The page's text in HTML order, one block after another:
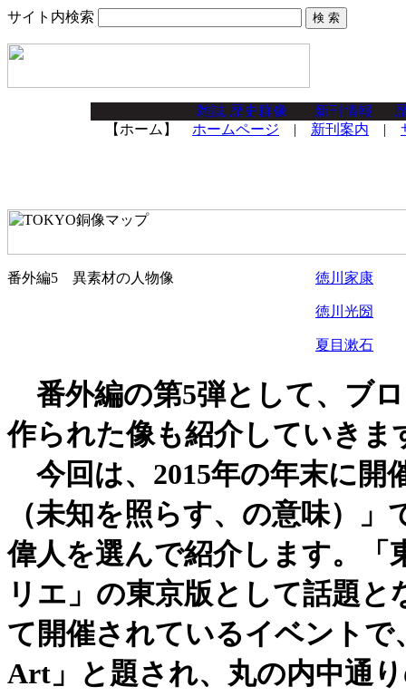
サイト内検索
【ホーム】 ホームページ | 新刊案内 |
番外編5 異素材の人物像 徳川家康
徳川光圀
夏目漱石
番外編の第5弾として、ブ
作られた像も紹介していきま
今回は、2015年の年末に開
（未知を照らす、の意味）
偉人を選んで紹介します。「
リエ」の東京版として話題
て開催されているイベント
Art」と題され、丸の内中通